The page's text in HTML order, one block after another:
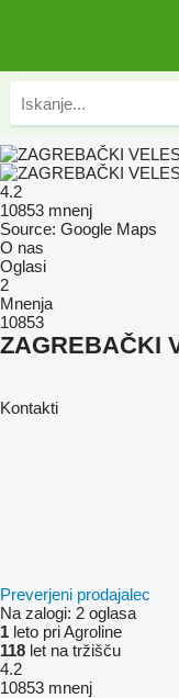
4.2
10853 mnenj
Source: Google Maps
O nas
Oglasi
2
Mnenja
10853
ZAGREBAČKI
Kontakti
Preverjeni prodajalec
Na zalogi: 2 oglasa
1 leto pri Agroline
118 let na tržišču
4.2
10853 mnenj